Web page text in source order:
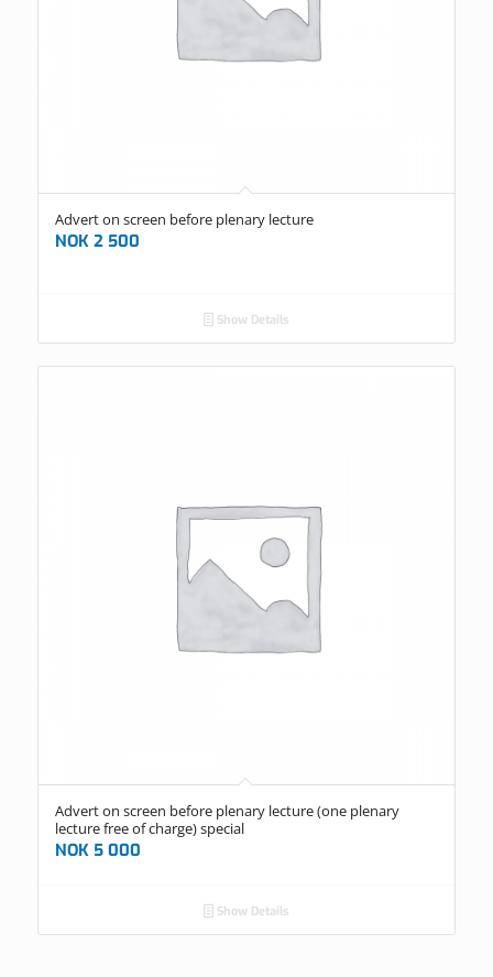
Advert on screen before plenary lecture
NOK2 500
Show Details
Advert on screen before plenary lecture (one plenary
lecture free of charge) special
NOK5 000
Show Details